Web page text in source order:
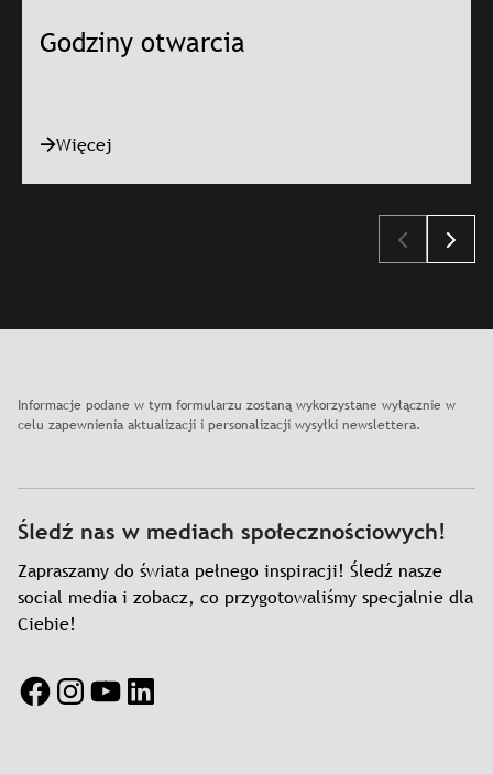
Godziny otwarcia
Więcej
Informacje podane w tym formularzu zostaną wykorzystane wyłącznie w
celu zapewnienia aktualizacji i personalizacji wysyłki newslettera.
Śledź nas w mediach społecznościowych!
Zapraszamy do świata pełnego inspiracji! Śledź nasze
social media i zobacz, co przygotowaliśmy specjalnie dla
Ciebie!
Facebook
Instagram
YouTube
LinkedIn